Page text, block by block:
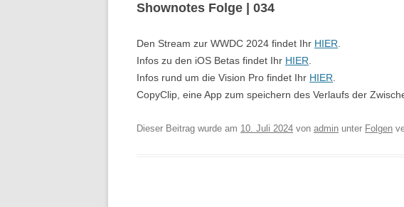
Shownotes Folge | 034
Den Stream zur WWDC 2024 findet Ihr HIER
Infos zu den iOS Betas findet Ihr HIER
Infos rund um die Vision Pro findet Ihr HIER
CopyClip, eine App zum speichern des Verlaufs der
Dieser Beitrag wurde am 10. Juli 2024 von admin unter Folgen